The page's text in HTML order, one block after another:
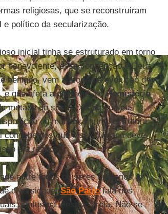
religiosas, que se reconstruíram
e político da secularização.
inicial tinha se estruturado em torno
benevolente, essa concepção e Deus
benigno, vem a teoria da evolução de
e que afeta a nós hoje, noHemisfério
metade do século XX do que eu
ou mudança numa estrutura
que o ser humano deve
é a razão.
entre todos os seres humanos, o
diversidade.São Paulofala nos
juntos na mesma igreja. Não se